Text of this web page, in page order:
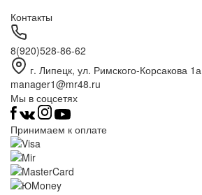
Контакты
8(920)528-86-62
г. Липецк, ул. Римского-Корсакова 1а
manager1@mr48.ru
Мы в соцсетях
Принимаем к оплате